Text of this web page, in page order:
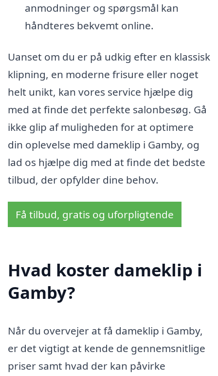
anmodninger og spørgsmål kan
håndteres bekvemt online.
Uanset om du er på udkig efter en klassisk
klipning, en moderne frisure eller noget
helt unikt, kan vores service hjælpe dig
med at finde det perfekte salonbesøg. Gå
ikke glip af muligheden for at optimere
din oplevelse med dameklip i Gamby, og
lad os hjælpe dig med at finde det bedste
tilbud, der opfylder dine behov.
Få tilbud, gratis og uforpligtende
Hvad koster dameklip i
Gamby?
Når du overvejer at få dameklip i Gamby,
er det vigtigt at kende de gennemsnitlige
priser samt hvad der kan påvirke